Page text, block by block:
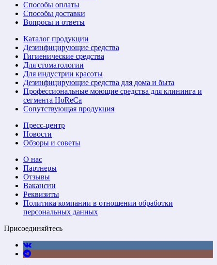
Способы оплаты
Способы доставки
Вопросы и ответы
Каталог продукции
Дезинфицирующие средства
Гигиенические средства
Для стоматологии
Для индустрии красоты
Дезинфицирующие средства для дома и быта
Профессиональные моющие средства для клининга и
сегмента HoReCa
Сопутствующая продукция
Пресс-центр
Новости
Обзоры и советы
О нас
Партнеры
Отзывы
Вакансии
Реквизиты
Политика компании в отношении обработки
персональных данных
Присоединяйтесь